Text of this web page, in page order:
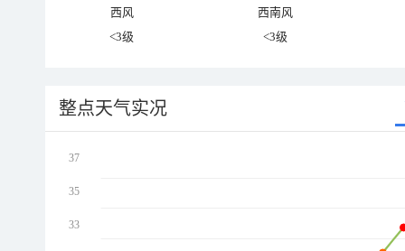
西风
西南风
<3级
<3级
整点天气实况
37
35
33